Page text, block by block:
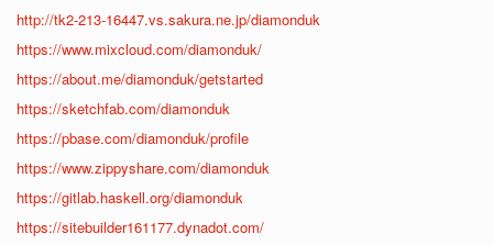
http://tk2-213-16447.vs.sakura.ne.jp/diamonduk
https://www.mixcloud.com/diamonduk/
https://about.me/diamonduk/getstarted
https://sketchfab.com/diamonduk
https://pbase.com/diamonduk/profile
https://www.zippyshare.com/diamonduk
https://gitlab.haskell.org/diamonduk
https://sitebuilder161177.dynadot.com/